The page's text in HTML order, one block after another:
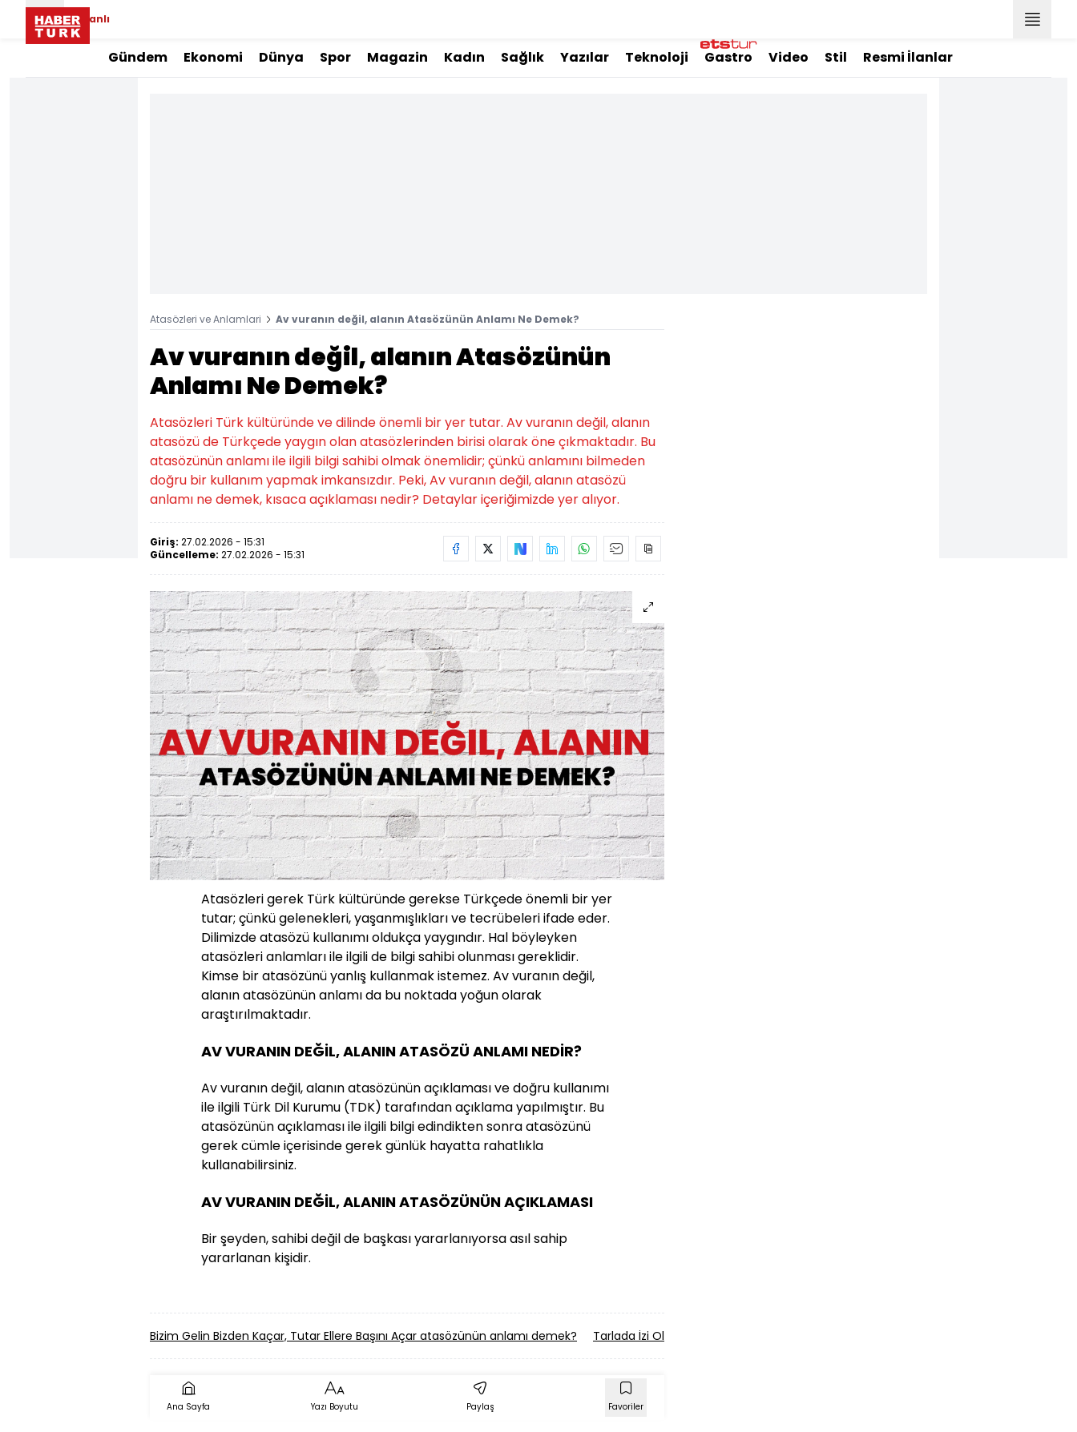
Canlı
Gündem Ekonomi Dünya Spor Magazin Kadın Sağlık Yazılar Teknoloji Gastro Video Stil Resmi İlanlar
Atasözleri ve Anlamlari Av vuranın değil, alanın Atasözünün Anlamı Ne Demek?
Av vuranın değil, alanın Atasözünün
Anlamı Ne Demek?
Atasözleri Türk kültüründe ve dilinde önemli bir yer tutar. Av vuranın değil, alanın
atasözü de Türkçede yaygın olan atasözlerinden birisi olarak öne çıkmaktadır. Bu
atasözünün anlamı ile ilgili bilgi sahibi olmak önemlidir; çünkü anlamını bilmeden
doğru bir kullanım yapmak imkansızdır. Peki, Av vuranın değil, alanın atasözü
anlamı ne demek, kısaca açıklaması nedir? Detaylar içeriğimizde yer alıyor.
Giriş: 27.02.2026 - 15:31
Güncelleme: 27.02.2026 - 15:31
Atasözleri gerek Türk kültüründe gerekse Türkçede önemli bir yer
tutar; çünkü gelenekleri, yaşanmışlıkları ve tecrübeleri ifade eder.
Dilimizde atasözü kullanımı oldukça yaygındır. Hal böyleyken
atasözleri anlamları ile ilgili de bilgi sahibi olunması gereklidir.
Kimse bir atasözünü yanlış kullanmak istemez. Av vuranın değil,
alanın atasözünün anlamı da bu noktada yoğun olarak
araştırılmaktadır.
AV VURANIN DEĞİL, ALANIN ATASÖZÜ ANLAMI NEDİR?
Av vuranın değil, alanın atasözünün açıklaması ve doğru kullanımı
ile ilgili Türk Dil Kurumu (TDK) tarafından açıklama yapılmıştır. Bu
atasözünün açıklaması ile ilgili bilgi edindikten sonra atasözünü
gerek cümle içerisinde gerek günlük hayatta rahatlıkla
kullanabilirsiniz.
AV VURANIN DEĞİL, ALANIN ATASÖZÜNÜN AÇIKLAMASI
Bir şeyden, sahibi değil de başkası yararlanıyorsa asıl sahip
yararlanan kişidir.
Bizim Gelin Bizden Kaçar, Tutar Ellere Başını Açar atasözünün anlamı demek? Tarlada İzi Olmayanın Harmanda Sözü (Yüzü) Olmaz atasözünün anlamı demek?
Ana Sayfa Yazı Boyutu Paylaş Favoriler